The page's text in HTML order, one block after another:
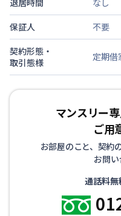
保証人
不要
契約形態・
取引態様
定期借
マンスリー
ご用
お部屋のこと、契約
お問
通話料